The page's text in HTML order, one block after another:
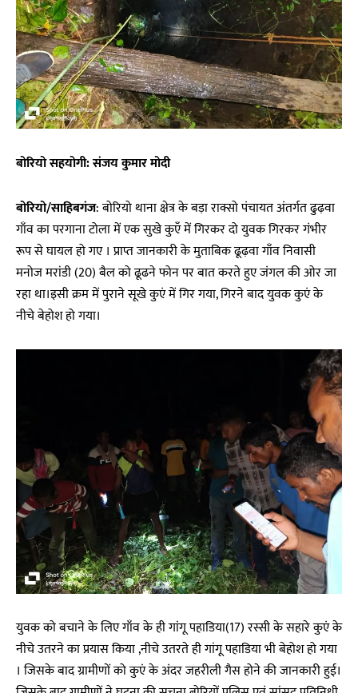
बोरियो सहयोगी: संजय कुमार मोदी
बोरियो/साहिबगंज: बोरियो थाना क्षेत्र के बड़ा राक्सो पंचायत अंतर्गत ढुढ़वा
गाँव का परगाना टोला में एक सुखे कुएँ में गिरकर दो युवक गिरकर गंभीर
रूप से घायल हो गए । प्राप्त जानकारी के मुताबिक ढूढ़वा गाँव निवासी
मनोज मरांडी (20) बैल को ढूढने फोन पर बात करते हुए जंगल की ओर जा
रहा था।इसी क्रम में पुराने सूखे कुएं में गिर गया, गिरने बाद युवक कुएं के
नीचे बेहोश हो गया।
युवक को बचाने के लिए गाँव के ही गांगू पहाडिया(17) रस्सी के सहारे कुएं के
नीचे उतरने का प्रयास किया ,नीचे उतरते ही गांगू पहाडिया भी बेहोश हो गया
। जिसके बाद ग्रामीणों को कुएं के अंदर जहरीली गैस होने की जानकारी हुई।